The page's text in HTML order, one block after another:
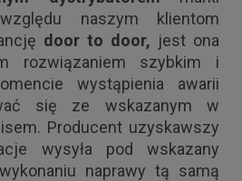
naszym klientom
door to door, jest ona
rozwiązaniem szybkim i
wystąpienia awarii
się ze wskazanym w
Producent uzyskawszy
wysyła pod wskazany
naprawy tą samą